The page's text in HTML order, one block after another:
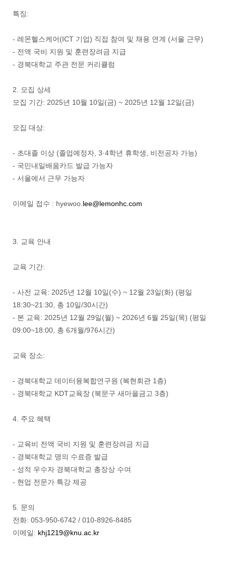
특징:
- 레몬헬스케어(ICT 기업) 직접 참여 및 채용 연계 (서울 근무)
- 전액 국비 지원 및 훈련장려금 지급
- 경북대학교 주관 전문 커리큘럼
2. 모집 상세
모집 기간: 2025년 10월 10일(금) ~ 2025년 12월 12일(금)
모집 대상:
- 초대졸 이상 (졸업예정자, 3·4학년 휴학생, 비전공자 가능)
- 국민내일배움카드 발급 가능자
- 서울에서 근무 가능자
이메일 접수 : hyewoo.lee@lemonhc.com
3. 교육 안내
교육 기간:
- 사전 교육: 2025년 12월 10일(수) ~ 12월 23일(화) (평일
18:30~21:30, 총 10일/30시간)
- 본 교육: 2025년 12월 29일(월) ~ 2026년 6월 25일(목) (평일
09:00~18:00, 총 6개월/976시간)
교육 장소:
- 경북대학교 데이터융복합연구원 (복현회관 1층)
- 경북대학교 KDT교육장 (북문구 새마을금고 3층)
4. 주요 혜택
- 교육비 전액 국비 지원 및 훈련장려금 지급
- 경북대학교 명의 수료증 발급
- 성적 우수자 경북대학교 총장상 수여
- 현업 전문가 특강 제공
5. 문의
전화: 053-950-6742 / 010-8926-8485
이메일: khj1219@knu.ac.kr